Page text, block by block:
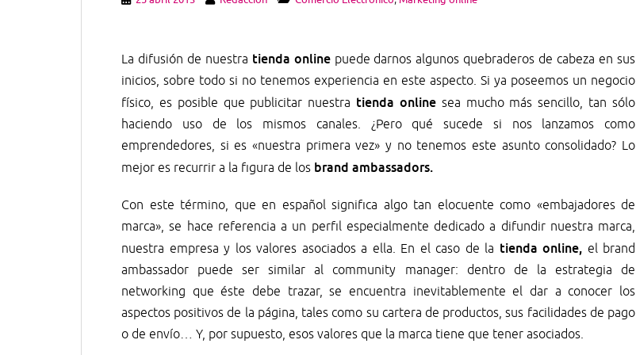
La difusión de nuestra tienda onlinepuede darnos algunos quebraderos de cabeza en sus
inicios, sobre todo si no tenemos experiencia en este aspecto. Si ya poseemos un negocio
físico, es posible que publicitar nuestra tienda onlinesea mucho más sencillo, tan sólo
haciendo uso de los mismos canales. ¿Pero qué sucede si nos lanzamos como
emprendedores, si es «nuestra primera vez» y no tenemos este asunto consolidado? Lo
mejor es recurrir a la figura de los brand ambassadors.
Con este término, que en español significa algo tan elocuente como «embajadores de
marca», se hace referencia a un perfil especialmente dedicado a difundir nuestra marca,
nuestra empresa y los valores asociados a ella. En el caso de la tienda online, el brand
ambassador puede ser similar al community manager: dentro de la estrategia de
networking que éste debe trazar, se encuentra inevitablemente el dar a conocer los
aspectos positivos de la página, tales como su cartera de productos, sus facilidades de pago
o de envío… Y, por supuesto, esos valores que la marca tiene que tener asociados.